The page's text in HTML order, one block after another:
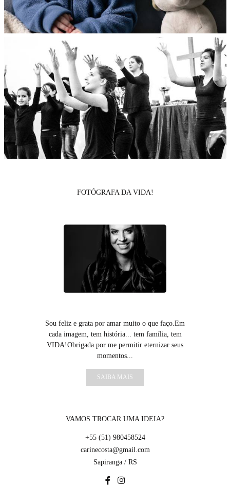
FOTÓGRAFA DA VIDA!
Sou feliz e grata por amar muito o que faço.Em
cada imagem, tem história... tem família, tem
VIDA!Obrigada por me permitir eternizar seus
momentos...
SAIBA MAIS
VAMOS TROCAR UMA IDEIA?
+55 (51) 980458524
carinecosta@gmail.com
Sapiranga / RS